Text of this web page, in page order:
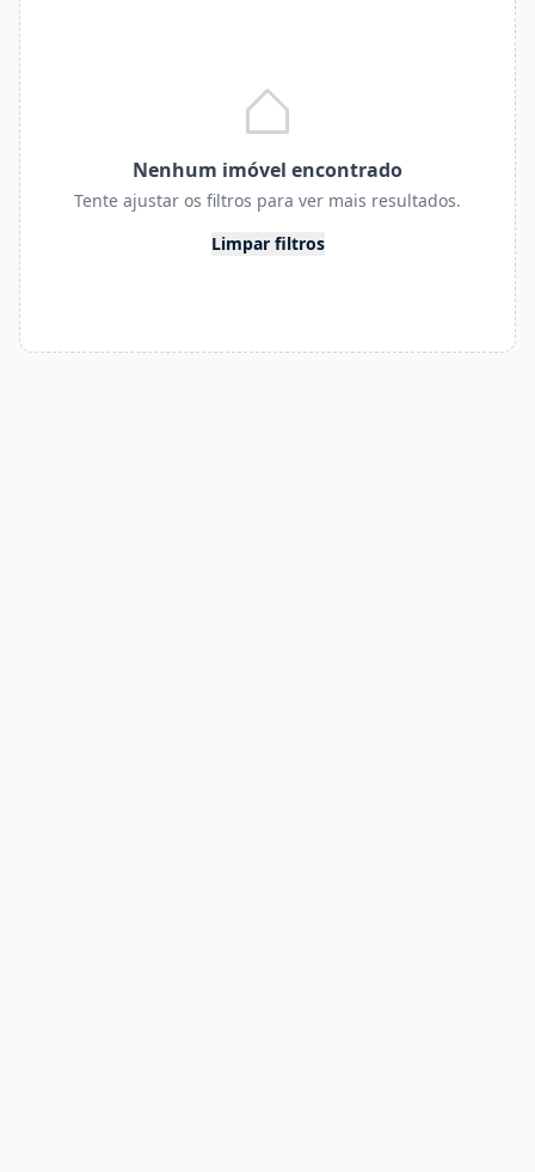
Nenhum imóvel encontrado
Tente ajustar os filtros para ver mais resultados.
Limpar filtros